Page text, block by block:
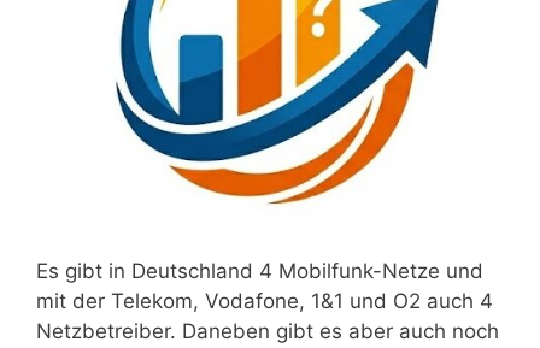
Es gibt in Deutschland 4 Mobilfunk-Netze und
mit der Telekom, Vodafone, 1&1 und O2 auch 4
Netzbetreiber. Daneben gibt es aber auch noch